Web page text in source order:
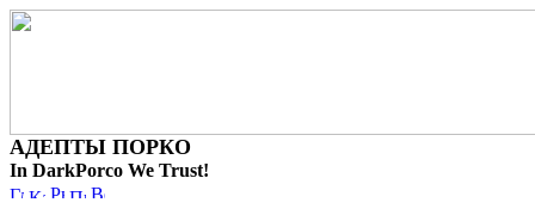
АДЕПТЫ ПОРКО
In DarkPorco We Trust!